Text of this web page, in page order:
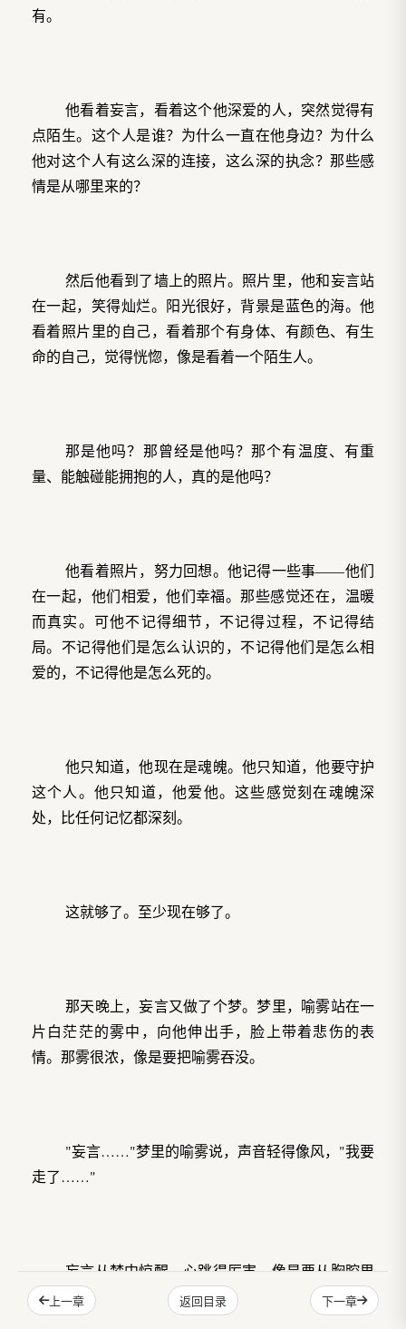
有。
他看着妄言，看着这个他深爱的人，突然觉得有
点陌生。这个人是谁？为什么一直在他身边？为什么
他对这个人有这么深的连接，这么深的执念？那些感
情是从哪里来的？
然后他看到了墙上的照片。照片里，他和妄言站
在一起，笑得灿烂。阳光很好，背景是蓝色的海。他
看着照片里的自己，看着那个有身体、有颜色、有生
命的自己，觉得恍惚，像是看着一个陌生人。
那是他吗？那曾经是他吗？那个有温度、有重
量、能触碰能拥抱的人，真的是他吗？
他看着照片，努力回想。他记得一些事——他们
在一起，他们相爱，他们幸福。那些感觉还在，温暖
而真实。可他不记得细节，不记得过程，不记得结
局。不记得他们是怎么认识的，不记得他们是怎么相
爱的，不记得他是怎么死的。
他只知道，他现在是魂魄。他只知道，他要守护
这个人。他只知道，他爱他。这些感觉刻在魂魄深
处，比任何记忆都深刻。
这就够了。至少现在够了。
那天晚上，妄言又做了个梦。梦里，喻雾站在一
片白茫茫的雾中，向他伸出手，脸上带着悲伤的表
情。那雾很浓，像是要把喻雾吞没。
"妄言……"梦里的喻雾说，声音轻得像风，"我要
走了……"
妄言从梦中惊醒，心跳得厉害，像是要从胸腔里
跳出来。他坐在床上，环顾四周，想在黑暗里找到喻
雾的身影。可房间里一片漆黑，什么都没有。
上一章 返回目录 下一章